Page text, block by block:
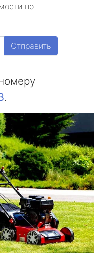
по
Отправить
.